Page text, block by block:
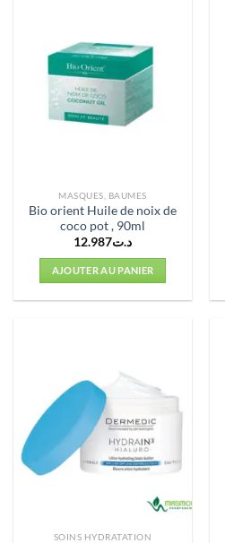
MASQUES, BAUMES
Bio orient Huile de noix de
coco pot , 90ml
د.ت12.987
AJOUTER AU PANIER
SOINS HYDRATATION